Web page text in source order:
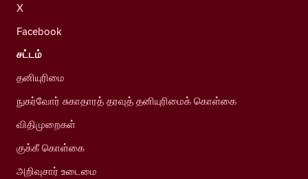
X
Facebook
சட்டம்
தனியுரிமை
நுகர்வோர் சுகாதாரத் தரவுத் தனியுரிமைக் கொள்கை
விதிமுறைகள்
குக்கீ கொள்கை
அறிவுசார் உடைமை